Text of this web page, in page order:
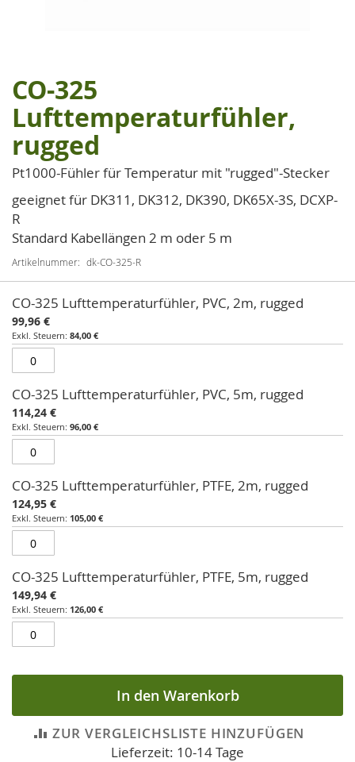
Zum
Anfang
der
Bildgalerie
springen
CO-325
Lufttemperaturfühler,
rugged
Pt1000-Fühler für Temperatur mit "rugged"-Stecker
geeignet für DK311, DK312, DK390, DK65X-3S, DCXP-
R
Standard Kabellängen 2 m oder 5 m
Artikelnummer dk-CO-325-R
für
gruppiertes
Produkt
CO-325 Lufttemperaturfühler, PVC, 2m, rugged
99,96 €
84,00 €
CO-325 Lufttemperaturfühler, PVC, 5m, rugged
114,24 €
96,00 €
CO-325 Lufttemperaturfühler, PTFE, 2m, rugged
124,95 €
105,00 €
CO-325 Lufttemperaturfühler, PTFE, 5m, rugged
149,94 €
126,00 €
In den Warenkorb
ZUR VERGLEICHSLISTE HINZUFÜGEN
Lieferzeit: 10-14 Tage